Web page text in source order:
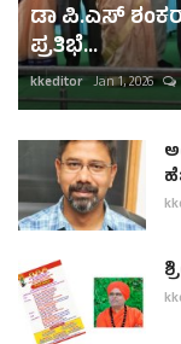
ಡಾ ಪಿ.ಎಸ್ ಶಂಕರ್
ಪ್ರತಿಭೆ...
kkeditor Jan 1, 2026